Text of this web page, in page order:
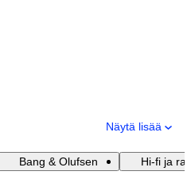
Näytä lisää
Bang & Olufsen Hi-fi ja